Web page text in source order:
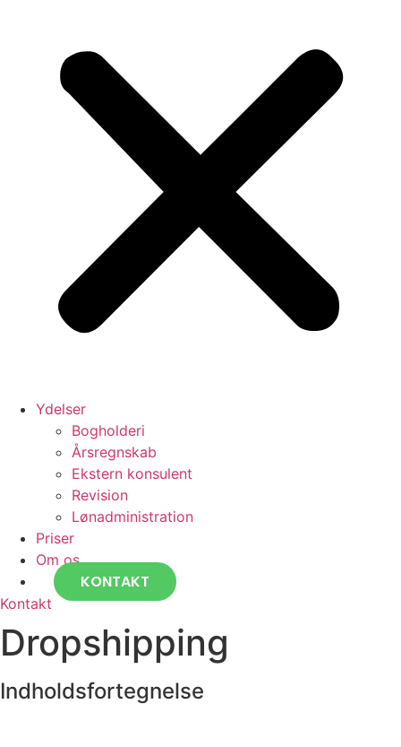
Ydelser
Bogholderi
Årsregnskab
Ekstern konsulent
Revision
Lønadministration
Priser
Om os
KONTAKT
Kontakt
Dropshipping
Indholdsfortegnelse